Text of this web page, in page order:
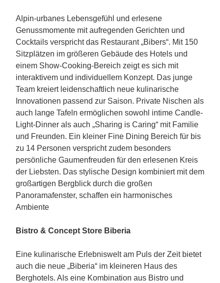
Alpin-urbanes Lebensgefühl und erlesene
Genussmomente mit aufregenden Gerichten und
Cocktails verspricht das Restaurant „Bibers“. Mit 150
Sitzplätzen im größeren Gebäude des Hotels und
einem Show-Cooking-Bereich zeigt es sich mit
interaktivem und individuellem Konzept. Das junge
Team kreiert leidenschaftlich neue kulinarische
Innovationen passend zur Saison. Private Nischen als
auch lange Tafeln ermöglichen sowohl intime Candle-
Light-Dinner als auch „Sharing is Caring“ mit Familie
und Freunden. Ein kleiner Fine Dining Bereich für bis
zu 14 Personen verspricht zudem besonders
persönliche Gaumenfreuden für den erlesenen Kreis
der Liebsten. Das stylische Design kombiniert mit dem
großartigen Bergblick durch die großen
Panoramafenster, schaffen ein harmonisches
Ambiente
Bistro & Concept Store Biberia
Eine kulinarische Erlebniswelt am Puls der Zeit bietet
auch die neue „Biberia“ im kleineren Haus des
Berghotels. Als eine Kombination aus Bistro und